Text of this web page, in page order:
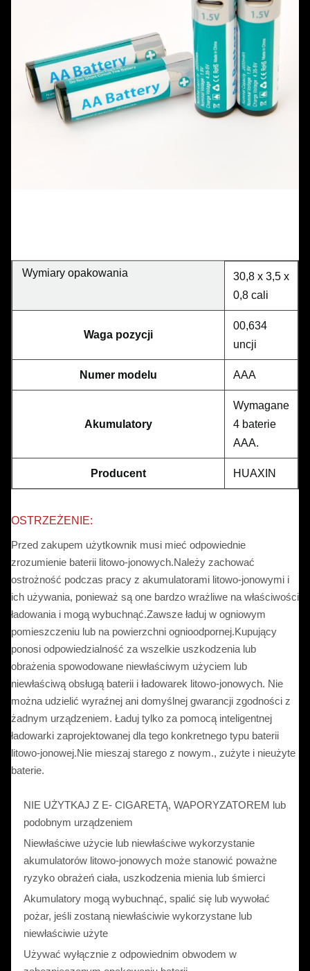
Wymiary opakowania
30,8 x 3,5 x
0,8 cali
Waga pozycji
00,634
uncji
Numer modelu AAA
Akumulatory
Wymagane
4 baterie
AAA.
Producent HUAXIN
OSTRZEŻENIE:
Przed zakupem użytkownik musi mieć odpowiednie
zrozumienie baterii litowo-jonowych.Należy zachować
ostrożność podczas pracy z akumulatorami litowo-jonowymi i
ich używania, ponieważ są one bardzo wrażliwe na właściwości
ładowania i mogą wybuchnąć.Zawsze ładuj w ogniowym
pomieszczeniu lub na powierzchni ognioodpornej.Kupujący
ponosi odpowiedzialność za wszelkie uszkodzenia lub
obrażenia spowodowane niewłaściwym użyciem lub
niewłaściwą obsługą baterii i ładowarek litowo-jonowych. Nie
można udzielić wyraźnej ani domyślnej gwarancji zgodności z
żadnym urządzeniem. Ładuj tylko za pomocą inteligentnej
ładowarki zaprojektowanej dla tego konkretnego typu baterii
litowo-jonowej.Nie mieszaj starego z nowym., zużyte i nieużyte
baterie.
NIE UŻYTKAJ Z E- CIGARETĄ, WAPORYZATOREM lub
podobnym urządzeniem
Niewłaściwe użycie lub niewłaściwe wykorzystanie
akumulatorów litowo-jonowych może stanowić poważne
ryzyko obrażeń ciała, uszkodzenia mienia lub śmierci
Akumulatory mogą wybuchnąć, spalić się lub wywołać
pożar, jeśli zostaną niewłaściwie wykorzystane lub
niewłaściwie użyte
Używać wyłącznie z odpowiednim obwodem w